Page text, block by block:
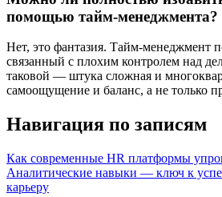
помощью тайм-менеджмента?
Нет, это фантазия. Тайм-менеджмент
связанный с плохим контролем над
таковой — штука сложная и
самоощущение и баланс, а не только
Навигация по записям
Как современные HR платформы
Аналитические навыки — ключ к
карьеру